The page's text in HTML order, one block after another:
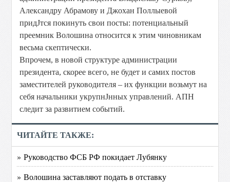
Александру Абрамову и Джохан Поллыевой
придЈтся покинуть свои посты: потенциальный
преемник Волошина относится к этим чиновникам
весьма скептически.
Впрочем, в новой структуре администрации
президента, скорее всего, не будет и самих постов
заместителей руководителя – их функции возьмут на
себя начальники укрупнЈнных управлений. АПН
следит за развитием событий.
ЧИТАЙТЕ ТАКЖЕ:
» Руководство ФСБ РФ покидает Лубянку
» Волошина заставляют подать в отставку